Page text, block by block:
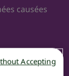
causées
Accepting